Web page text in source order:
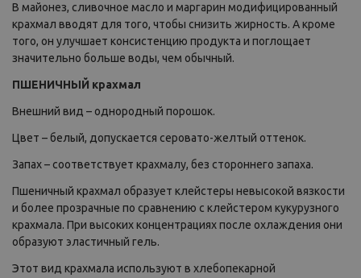
В майонез, сливочное масло и маргарин модифицированный
крахмал вводят для того, чтобы снизить жирность. А кроме
того, он улучшает консистенцию продукта и поглощает
значительно больше воды, чем обычный.
ПШЕНИЧНЫЙ крахмал
Внешний вид – однородный порошок.
Цвет – белый, допускается серовато-желтый оттенок.
Запах – соответствует крахмалу, без стороннего запаха.
Пшеничный крахмал образует клейстеры невысокой вязкости
и более прозрачные по сравнению с клейстером кукурузного
крахмала. При высоких концентрациях после охлаждения они
образуют эластичный гель.
Этот вид крахмала используют в хлебопекарной